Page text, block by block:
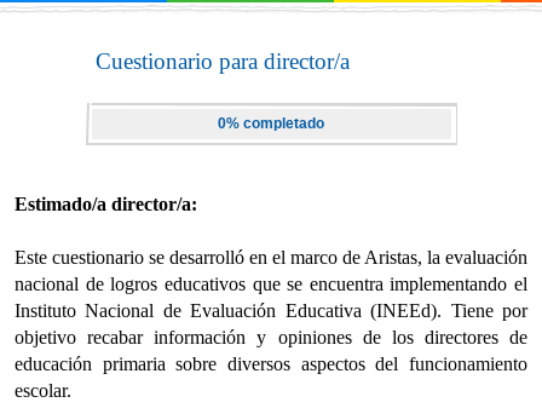
Cuestionario para director/a
0% completado
Estimado/a director/a:
Este cuestionario se desarrolló en el marco de Aristas, la evaluación
nacional de logros educativos que se encuentra implementando el
Instituto Nacional de Evaluación Educativa (INEEd). Tiene por
objetivo recabar información y opiniones de los directores de
educación primaria sobre diversos aspectos del funcionamiento
escolar.